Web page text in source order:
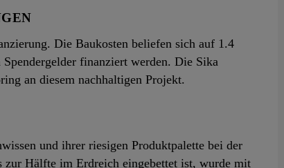
Die Baukosten beliefen sich auf 1.4
finanziert werden. Die Sika
an diesem nachhaltigen Projekt.
und ihrer riesigen Produktpalette bei der
zur Hälfte im Erdreich eingebettet ist, wurde mit